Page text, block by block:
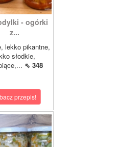
- ogórki
z...
lekko pikantne,
słodkie,
⇖ 348
przepis!